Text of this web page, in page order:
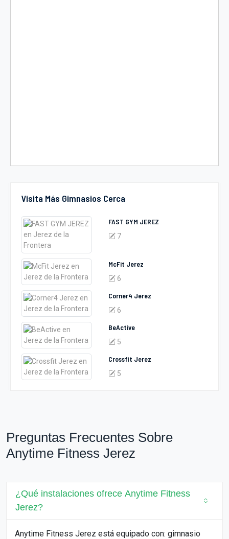
Visita Más Gimnasios Cerca
FAST GYM JEREZ
7
McFit Jerez
6
Corner4 Jerez
6
BeActive
5
Crossfit Jerez
5
Preguntas Frecuentes Sobre
Anytime Fitness Jerez
¿Qué instalaciones ofrece Anytime Fitness
Jerez?
Anytime Fitness Jerez está equipado con: gimnasio